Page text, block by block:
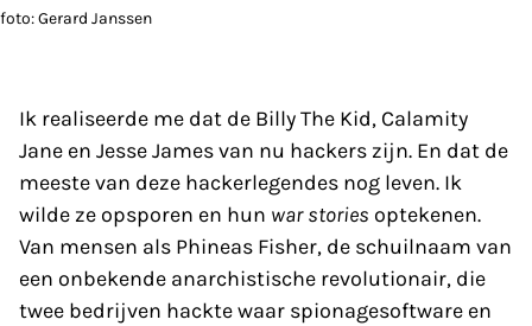
foto: Gerard Janssen
Ik realiseerde me dat de Billy The Kid, Calamity
Jane en Jesse James van nu hackers zijn. En dat de
meeste van deze hackerlegendes nog leven. Ik
wilde ze opsporen en hun war stories optekenen.
Van mensen als Phineas Fisher, de schuilnaam van
een onbekende anarchistische revolutionair, die
twee bedrijven hackte waar spionagesoftware en